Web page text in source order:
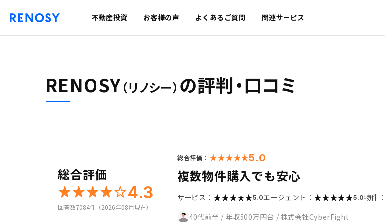
不動産投資 お客様の声 よくあるご質問 関連サービス
RENOSY（リノシー） の評判・口コミ
総合評価
4.3
回答数7084件（2026年08月現在）
総合評価： 5.0
複数物件購入でも安心
サービス： 5.0エージェント： 5.0物件：
40代前半 / 年収500万円台 / 株式会社CyberFight